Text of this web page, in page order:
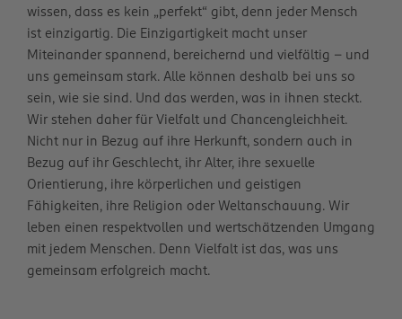
wissen, dass es kein „perfekt“ gibt, denn jeder Mensch
ist einzigartig. Die Einzigartigkeit macht unser
Miteinander spannend, bereichernd und vielfältig – und
uns gemeinsam stark. Alle können deshalb bei uns so
sein, wie sie sind. Und das werden, was in ihnen steckt.
Wir stehen daher für Vielfalt und Chancengleichheit.
Nicht nur in Bezug auf ihre Herkunft, sondern auch in
Bezug auf ihr Geschlecht, ihr Alter, ihre sexuelle
Orientierung, ihre körperlichen und geistigen
Fähigkeiten, ihre Religion oder Weltanschauung. Wir
leben einen respektvollen und wertschätzenden Umgang
mit jedem Menschen. Denn Vielfalt ist das, was uns
gemeinsam erfolgreich macht.